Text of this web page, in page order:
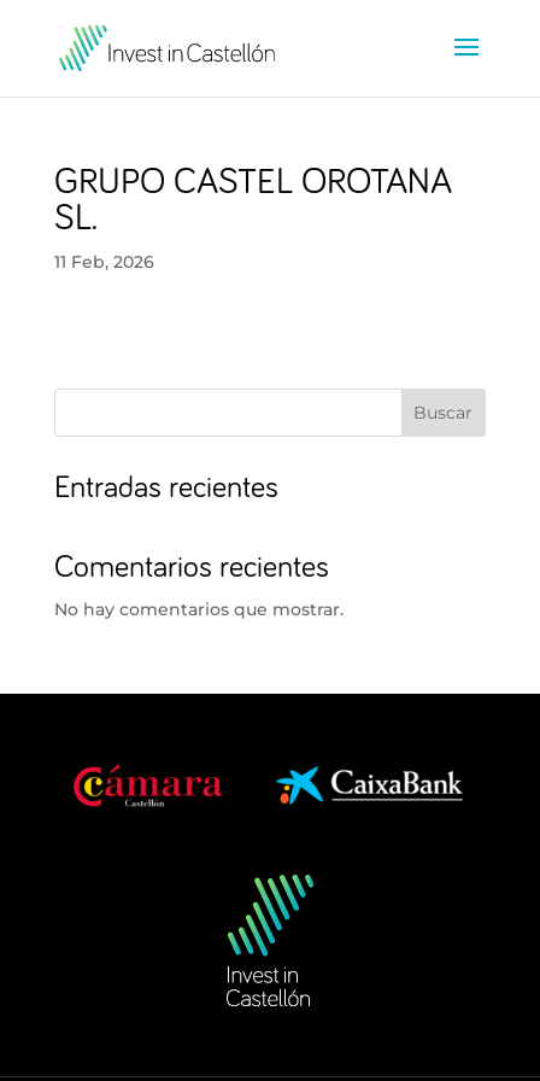
GRUPO CASTEL OROTANA
SL.
11 Feb, 2026
Buscar
Entradas recientes
Comentarios recientes
No hay comentarios que mostrar.